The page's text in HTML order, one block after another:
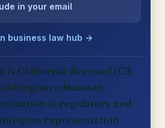
in your email
business law hub →
is California-licensed (CA
admission
is regulatory and
representation